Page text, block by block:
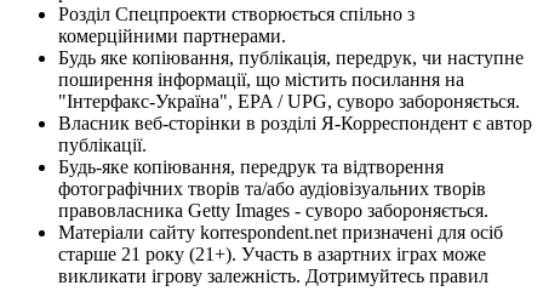
Розділ Спецпроекти створюється спільно з
комерційними партнерами.
Будь яке копіювання, публікація, передрук, чи наступне
поширення інформації, що містить посилання на
"Інтерфакс-Україна", EPA / UPG, суворо забороняється.
Власник веб-сторінки в розділі Я-Корреспондент є автор
публікації.
Будь-яке копіювання, передрук та відтворення
фотографічних творів та/або аудіовізуальних творів
правовласника Getty Images - суворо забороняється.
Матеріали сайту korrespondent.net призначені для осіб
старше 21 року (21+). Участь в азартних іграх може
викликати ігрову залежність. Дотримуйтесь правил